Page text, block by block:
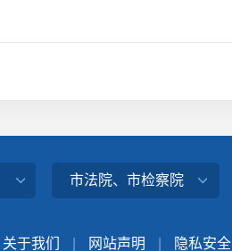
市法院、市检察院
关于我们 网站声明 隐私安全